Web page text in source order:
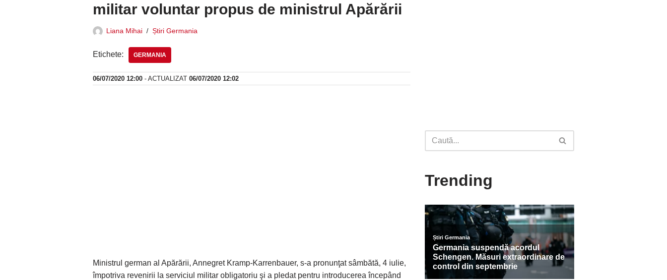
militar voluntar propus de ministrul Apărării
Liana Mihai Știri Germania
Etichete: GERMANIA
06/07/2020 12:00 - ACTUALIZAT 06/07/2020 12:02
Ministrul german al Apărării, Annegret Kramp-Karrenbauer, s-a pronunţat sâmbătă, 4 iulie,
împotriva revenirii la serviciul militar obligatoriu şi a pledat pentru introducerea începând
Trending